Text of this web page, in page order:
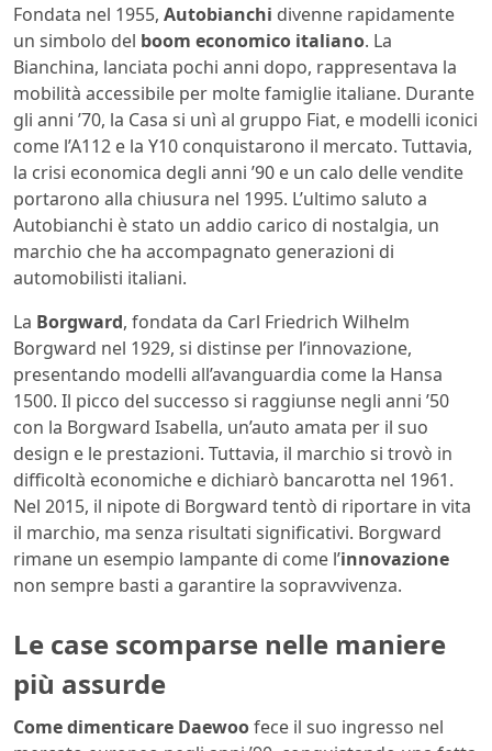
Fondata nel 1955, Autobianchi divenne rapidamente
un simbolo del boom economico italiano. La
Bianchina, lanciata pochi anni dopo, rappresentava la
mobilità accessibile per molte famiglie italiane. Durante
gli anni ’70, la Casa si unì al gruppo Fiat, e modelli iconici
come l’A112 e la Y10 conquistarono il mercato. Tuttavia,
la crisi economica degli anni ’90 e un calo delle vendite
portarono alla chiusura nel 1995. L’ultimo saluto a
Autobianchi è stato un addio carico di nostalgia, un
marchio che ha accompagnato generazioni di
automobilisti italiani.
La Borgward, fondata da Carl Friedrich Wilhelm
Borgward nel 1929, si distinse per l’innovazione,
presentando modelli all’avanguardia come la Hansa
1500. Il picco del successo si raggiunse negli anni ’50
con la Borgward Isabella, un’auto amata per il suo
design e le prestazioni. Tuttavia, il marchio si trovò in
difficoltà economiche e dichiarò bancarotta nel 1961.
Nel 2015, il nipote di Borgward tentò di riportare in vita
il marchio, ma senza risultati significativi. Borgward
rimane un esempio lampante di come l’innovazione
non sempre basti a garantire la sopravvivenza.
Le case scomparse nelle maniere
più assurde
Come dimenticare Daewoofece il suo ingresso nel